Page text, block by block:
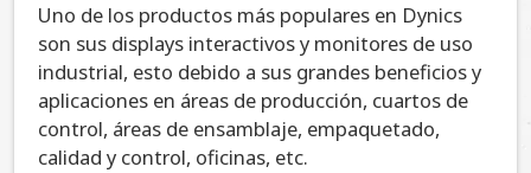
Uno de los productos más populares en Dynics
son sus displays interactivos y monitores de uso
industrial, esto debido a sus grandes beneficios y
aplicaciones en áreas de producción, cuartos de
control, áreas de ensamblaje, empaquetado,
calidad y control, oficinas, etc.